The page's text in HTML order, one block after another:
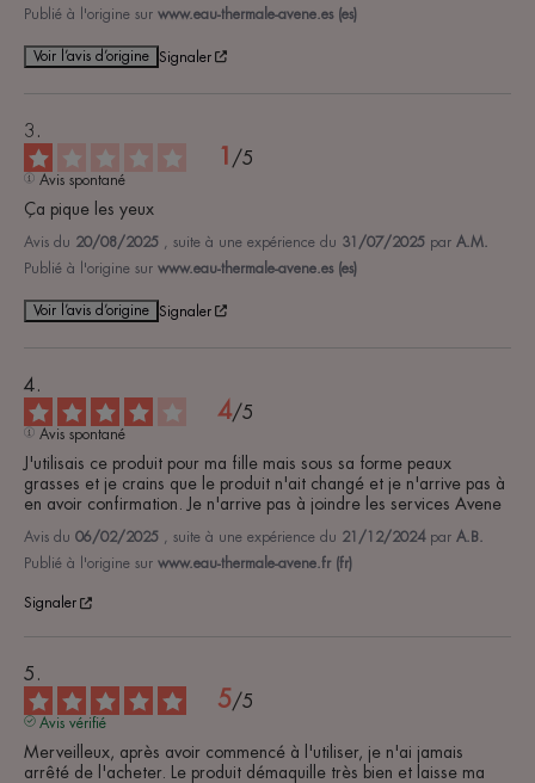
Publié à l'origine sur www.eau-thermale-avene.es (es)
Voir l’avis d’origine Signaler
1 /5
Avis spontané
Ça pique les yeux
Avis du 20/08/2025 , suite à une expérience du 31/07/2025 par A.M.
Publié à l'origine sur www.eau-thermale-avene.es (es)
Voir l’avis d’origine Signaler
4/5
Avis spontané
J'utilisais ce produit pour ma fille mais sous sa forme peaux
grasses et je crains que le produit n'ait changé et je n'arrive pas à
en avoir confirmation. Je n'arrive pas à joindre les services Avene
Avis du 06/02/2025 , suite à une expérience du 21/12/2024 par A.B.
Publié à l'origine sur www.eau-thermale-avene.fr (fr)
Signaler
5/5
Avis vérifié
Merveilleux, après avoir commencé à l'utiliser, je n'ai jamais
arrêté de l'acheter. Le produit démaquille très bien et laisse ma